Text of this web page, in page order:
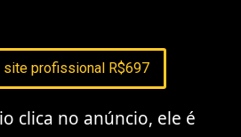
site profissional R$697
clica no anúncio, ele é